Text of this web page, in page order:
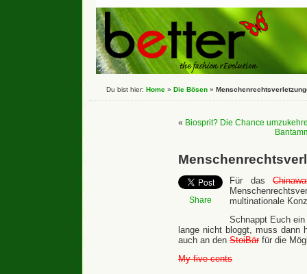
Du bist hier: Home » Die Bösen »
« Biosprit? Die Chance
Share
Für das
multinationale
Schnappt Euch
lange nicht bloggt, muss dann
auch an den StoiBärfür die
My five cents